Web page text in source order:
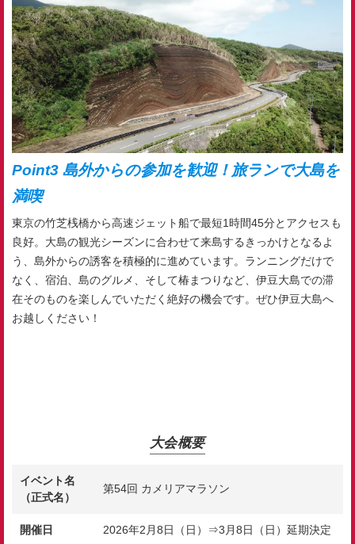
Point3 島外からの参加を歓迎！旅ランで大島を
満喫
東京の竹芝桟橋から高速ジェット船で最短1時間45分とアクセスも
良好。大島の観光シーズンに合わせて来島するきっかけとなるよ
う、島外からの誘客を積極的に進めています。ランニングだけで
なく、宿泊、島のグルメ、そして椿まつりなど、伊豆大島での滞
在そのものを楽しんでいただく絶好の機会です。ぜひ伊豆大島へ
お越しください ！
大会概要
イベント名
（正式名）
第54回 カメリアマラソン
開催日 2026年2月8日（日）⇒3月8日（日）延期決定